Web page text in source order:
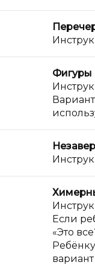
Фигуры
Если
«Это
вариант